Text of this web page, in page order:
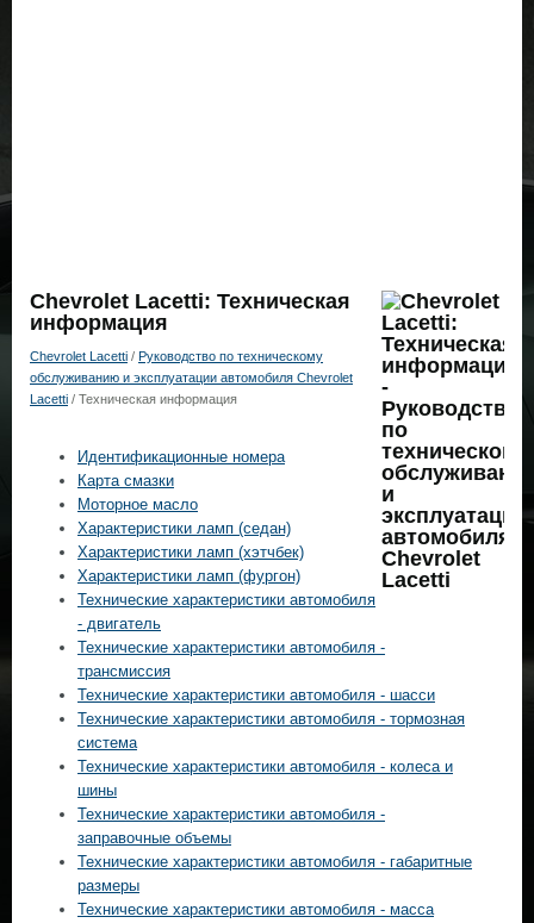
Chevrolet Lacetti: Техническая
информация
Chevrolet Lacetti / Руководство по техническому
обслуживанию и эксплуатации автомобиля Chevrolet
Lacetti / Техническая информация
Идентификационные номера
Карта смазки
Моторное масло
Характеристики ламп (седан)
Характеристики ламп (хэтчбек)
Характеристики ламп (фургон)
Технические характеристики автомобиля
- двигатель
Технические характеристики автомобиля -
трансмиссия
Технические характеристики автомобиля - шасси
Технические характеристики автомобиля - тормозная
система
Технические характеристики автомобиля - колеса и
шины
Технические характеристики автомобиля -
заправочные объемы
Технические характеристики автомобиля - габаритные
размеры
Технические характеристики автомобиля - масса